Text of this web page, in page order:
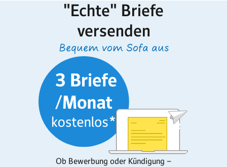
"Echte" Briefe
versenden
Bequem vom Sofa aus
Ob Bewerbung oder Kündigung –